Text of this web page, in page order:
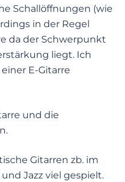
Schallöffnungen (wie
in der Regel
da der Schwerpunkt
liegt. Ich
E-Gitarre
und die
Gitarren zb. im
Jazz viel gespielt.